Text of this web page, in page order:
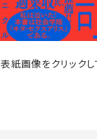
紙画像をクリックし